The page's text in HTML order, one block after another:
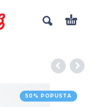
50% POPUSTA